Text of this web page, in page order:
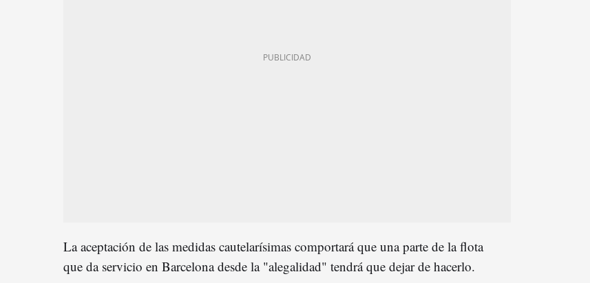
La aceptación de las medidas cautelarísimas comportará que una parte de la flota
que da servicio en Barcelona desde la "alegalidad" tendrá que dejar de hacerlo.